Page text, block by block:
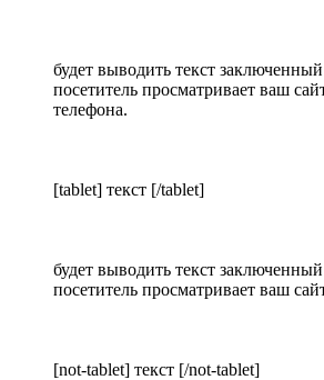
будет выводить текст
посетитель просматривает ваш
телефона.
[tablet] текст [/tablet]
будет выводить текст
посетитель просматривает ваш
[not-tablet] текст [/not-tablet]